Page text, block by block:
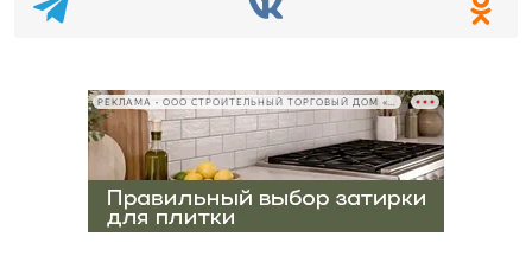
РЕКЛАМА • ООО СТРОИТЕЛЬНЫЙ ТОРГОВЫЙ ДОМ «ПЕТРОВИЧ», ИНН 7802348846